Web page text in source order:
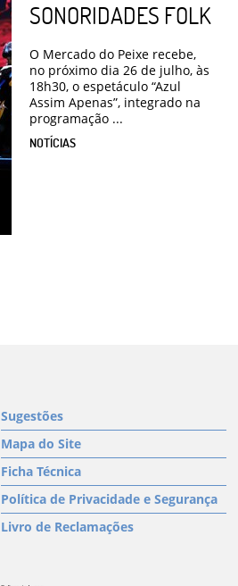
SONORIDADES FOLK
O Mercado do Peixe recebe,
no próximo dia 26 de julho, às
18h30, o espetáculo “Azul
Assim Apenas”, integrado na
programação ...
NOTÍCIAS
Sugestões
Mapa do Site
Ficha Técnica
Política de Privacidade e Segurança
Livro de Reclamações